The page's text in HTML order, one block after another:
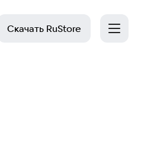
Скачать RuStore